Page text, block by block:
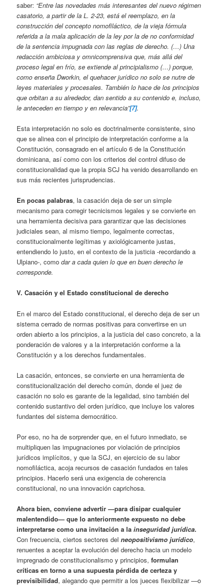
saber: “Entre las novedades más interesantes del nuevo régimen
casatorio, a partir de la L. 2-23, está el reemplazo, en la
construcción del concepto nomofiláctico, de la vieja fórmula
referida a la mala aplicación de la ley por la de no conformidad
de la sentencia impugnada con las reglas de derecho. (…) Una
redacción ambiciosa y omnicomprensiva que, más allá del
proceso legal en frío, se extiende al principialismo (…) porque,
como enseña Dworkin, el quehacer jurídico no solo se nutre de
leyes materiales y procesales. También lo hace de los principios
que orbitan a su alrededor, dan sentido a su contenido e, incluso,
le anteceden en tiempo y en relevancia”[7].
Esta interpretación no solo es doctrinalmente consistente, sino
que se alinea con el principio de interpretación conforme a la
Constitución, consagrado en el artículo 6 de la Constitución
dominicana, así como con los criterios del control difuso de
constitucionalidad que la propia SCJ ha venido desarrollando en
sus más recientes jurisprudencias.
En pocas palabras, la casación deja de ser un simple
mecanismo para corregir tecnicismos legales y se convierte en
una herramienta decisiva para garantizar que las decisiones
judiciales sean, al mismo tiempo, legalmente correctas,
constitucionalmente legítimas y axiológicamente justas,
entendiendo lo justo, en el contexto de la justicia -recordando a
Ulpiano-, comodar a cada quien lo que en buen derecho le
corresponde.
V. Casación y el Estado constitucional de derecho
En el marco del Estado constitucional, el derecho deja de ser un
sistema cerrado de normas positivas para convertirse en un
orden abierto a los principios, a la justicia del caso concreto, a la
ponderación de valores y a la interpretación conforme a la
Constitución y a los derechos fundamentales.
La casación, entonces, se convierte en una herramienta de
constitucionalización del derecho común, donde el juez de
casación no solo es garante de la legalidad, sino también del
contenido sustantivo del orden jurídico, que incluye los valores
fundantes del sistema democrático.
Por eso, no ha de sorprender que, en el futuro inmediato, se
multipliquen las impugnaciones por violación de principios
jurídicos implícitos, y que la SCJ, en ejercicio de su labor
nomofiláctica, acoja recursos de casación fundados en tales
principios. Hacerlo será una exigencia de coherencia
constitucional, no una innovación caprichosa.
Ahora bien, conviene advertir —para disipar cualquier
malentendido— que lo anteriormente expuesto no debe
interpretarse como una invitación a lainseguridad jurídica.
Con frecuencia, ciertos sectores delneopositivismo jurídico,
renuentes a aceptar la evolución del derecho hacia un modelo
impregnado de constitucionalismo y principios,formulan
críticas en torno a una supuesta pérdida de certeza y
previsibilidad, alegando que permitir a los jueces flexibilizar —o